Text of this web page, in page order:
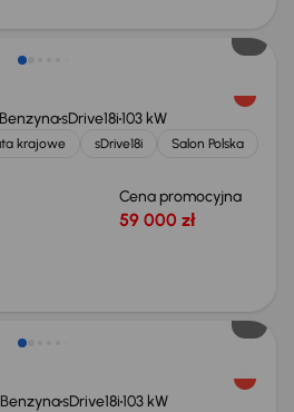
BenzynasDrive18i103 kW
krajowe sDrive18i
Salon Polska
Cena promocyjna
59 000 zł
BenzynasDrive18i103 kW